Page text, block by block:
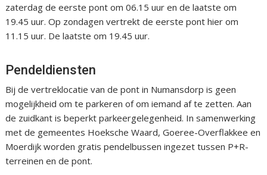
zaterdag de eerste pont om 06.15 uur en de laatste om
19.45 uur. Op zondagen vertrekt de eerste pont hier om
11.15 uur. De laatste om 19.45 uur.
Pendeldiensten
Bij de vertreklocatie van de pont in Numansdorp is geen
mogelijkheid om te parkeren of om iemand af te zetten. Aan
de zuidkant is beperkt parkeergelegenheid. In samenwerking
met de gemeentes Hoeksche Waard, Goeree-Overflakkee en
Moerdijk worden gratis pendelbussen ingezet tussen P+R-
terreinen en de pont.